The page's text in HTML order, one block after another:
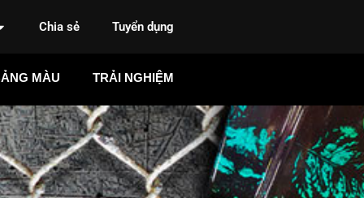
Chia sẻ Tuyển dụng
MÀU TRẢI NGHIỆM